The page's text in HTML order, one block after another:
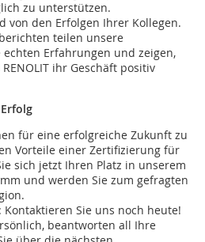
zu unterstützen.
von den Erfolgen Ihrer Kollegen.
teilen unsere
Erfahrungen und zeigen,
ihr Geschäft positiv
für eine erfolgreiche Zukunft zu
Vorteile einer Zertifizierung für
sich jetzt Ihren Platz in unserem
und werden Sie zum gefragten
Kontaktieren Sie uns noch heute!
beantworten all Ihre